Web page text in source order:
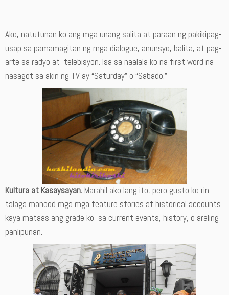
Ako, natutunan ko ang mga unang salita at paraan ng pakikipag-
usap sa pamamagitan ng mga dialogue, anunsyo, balita, at pag-
arte sa radyo at telebisyon. Isa sa naalala ko na first word na
nasagot sa akin ng TV ay “Saturday” o “Sabado.”
Kultura at Kasaysayan. Marahil ako lang ito, pero gusto ko rin
talaga manood mga mga feature stories at historical accounts
kaya mataas ang grade ko sa current events, history, o araling
panlipunan.